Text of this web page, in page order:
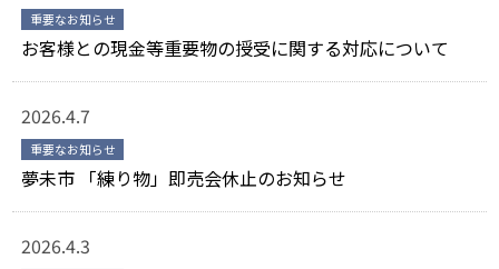
重要なお知らせ
お客様との現金等重要物の授受に関する対応について
2026.4.7
重要なお知らせ
夢未市 「練り物」即売会休止のお知らせ
2026.4.3